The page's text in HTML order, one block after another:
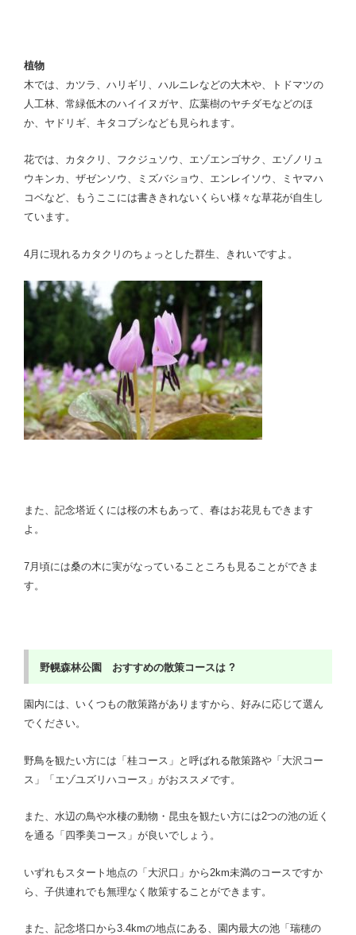
植物
木では、カツラ、ハリギリ、ハルニレなどの大木や、トドマツの
人工林、常緑低木のハイイヌガヤ、広葉樹のヤチダモなどのほ
か、ヤドリギ、キタコブシなども見られます。
花では、カタクリ、フクジュソウ、エゾエンゴサク、エゾノリュ
ウキンカ、ザゼンソウ、ミズバショウ、エンレイソウ、ミヤマハ
コベなど、もうここには書ききれないくらい様々な草花が自生し
ています。
4月に現れるカタクリのちょっとした群生、きれいですよ。
また、記念塔近くには桜の木もあって、春はお花見もできます
よ。
7月頃には桑の木に実がなっていることころも見ることができま
す。
野幌森林公園 おすすめの散策コースは ?
園内には、いくつもの散策路がありますから、好みに応じて選ん
でください。
野鳥を観たい方には「桂コース」と呼ばれる散策路や「大沢コー
ス」「エゾユズリハコース」がおススメです。
また、水辺の鳥や水棲の動物・昆虫を観たい方には2つの池の近く
を通る「四季美コース」が良いでしょう。
いずれもスタート地点の「大沢口」から2km未満のコースですか
ら、子供連れでも無理なく散策することができます。
また、記念塔口から3.4kmの地点にある、園内最大の池「瑞穂の